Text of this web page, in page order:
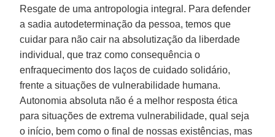
Resgate de uma antropologia integral. Para defender
a sadia autodeterminação da pessoa, temos que
cuidar para não cair na absolutização da liberdade
individual, que traz como consequência o
enfraquecimento dos laços de cuidado solidário,
frente a situações de vulnerabilidade humana.
Autonomia absoluta não é a melhor resposta ética
para situações de extrema vulnerabilidade, qual seja
o início, bem como o final de nossas existências, mas